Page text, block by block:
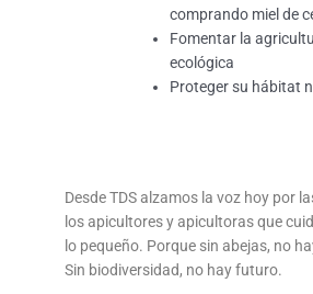
comprando miel de
Fomentar la
ecológica
Proteger su hábitat
Desde TDS alzamos la voz hoy por
los apicultores y apicultoras que
lo pequeño. Porque sin abejas, no
Sin biodiversidad, no hay futuro.